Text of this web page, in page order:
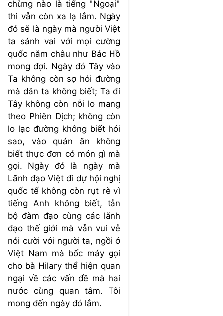
chừng nào là tiếng "Ngoại"
thì vẫn còn xa lạ lắm. Ngày
đó sẽ là ngày mà người Việt
ta sánh vai với mọi cường
quốc năm châu như Bác Hồ
mong đợi. Ngày đó Tây vào
Ta không còn sợ hỏi đường
mà dân ta không biết; Ta đi
Tây không còn nỗi lo mang
theo Phiên Dịch; không còn
lo lạc đường không biết hỏi
sao, vào quán ăn không
biết thực đơn có món gì mà
gọi. Ngày đó là ngày mà
Lãnh đạo Việt đi dự hội nghị
quốc tế không còn rụt rè vì
tiếng Anh không biết, tản
bộ đàm đạo cùng các lãnh
đạo thế giới mà vẫn vui vẻ
nói cười với người ta, ngồi ở
Việt Nam mà bốc máy gọi
cho bà Hilary thể hiện quan
ngại về các vấn đề mà hai
nước cùng quan tâm. Tôi
mong đến ngày đó lắm.